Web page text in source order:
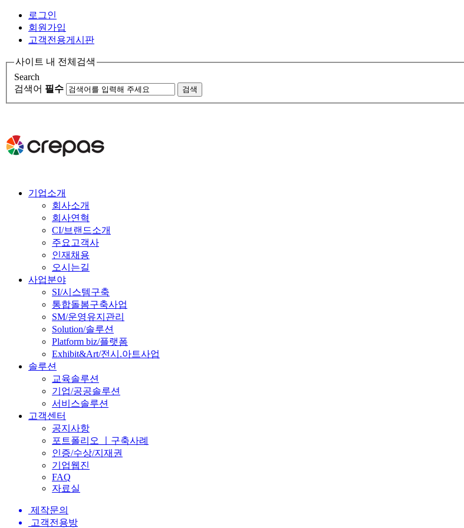
로그인
회원가입
고객전용게시판
사이트 내 전체검색
Search
검색어 필수
기업소개
회사소개
회사연혁
CI/브랜드소개
주요고객사
인재채용
오시는길
사업분야
SI/시스템구축
통합돌봄구축사업
SM/운영유지관리
Solution/솔루션
Platform biz/플랫폼
Exhibit&Art/전시.아트사업
솔루션
교육솔루션
기업/공공솔루션
서비스솔루션
고객센터
공지사항
포트폴리오 ㅣ구축사례
인증/수상/지재권
기업웹진
FAQ
자료실
제작문의
고객전용방